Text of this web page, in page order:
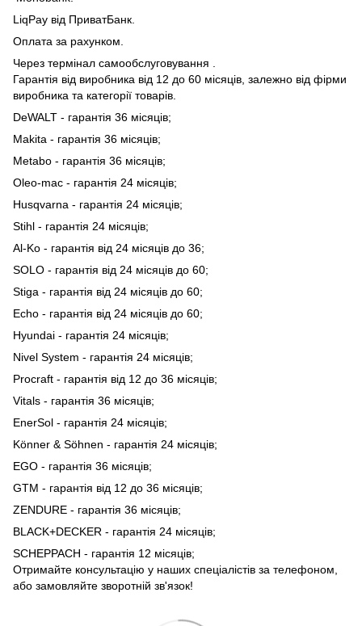
LiqPay від ПриватБанк.
Оплата за рахунком.
Через термінал самообслуговування .
Гарантія від виробника від 12 до 60 місяців, залежно від фірми
виробника та категорії товарів.
DeWALT - гарантія 36 місяців;
Makita - гарантія 36 місяців;
Metabo - гарантія 36 місяців;
Oleo-mac - гарантія 24 місяців;
Husqvarna - гарантія 24 місяців;
Stihl - гарантія 24 місяців;
Al-Ko - гарантія від 24 місяців до 36;
SOLO - гарантія від 24 місяців до 60;
Stiga - гарантія від 24 місяців до 60;
Echo - гарантія від 24 місяців до 60;
Hyundai - гарантія 24 місяців;
Nivel System - гарантія 24 місяців;
Procraft - гарантія від 12 до 36 місяців;
Vitals - гарантія 36 місяців;
EnerSol - гарантія 24 місяців;
Könner & Söhnen - гарантія 24 місяців;
EGO - гарантія 36 місяців;
GTM - гарантія від 12 до 36 місяців;
ZENDURE - гарантія 36 місяців;
BLACK+DECKER - гарантія 24 місяців;
SCHEPPACH - гарантія 12 місяців;
Отримайте консультацію у наших спеціалістів за телефоном,
або замовляйте зворотній зв'язок!